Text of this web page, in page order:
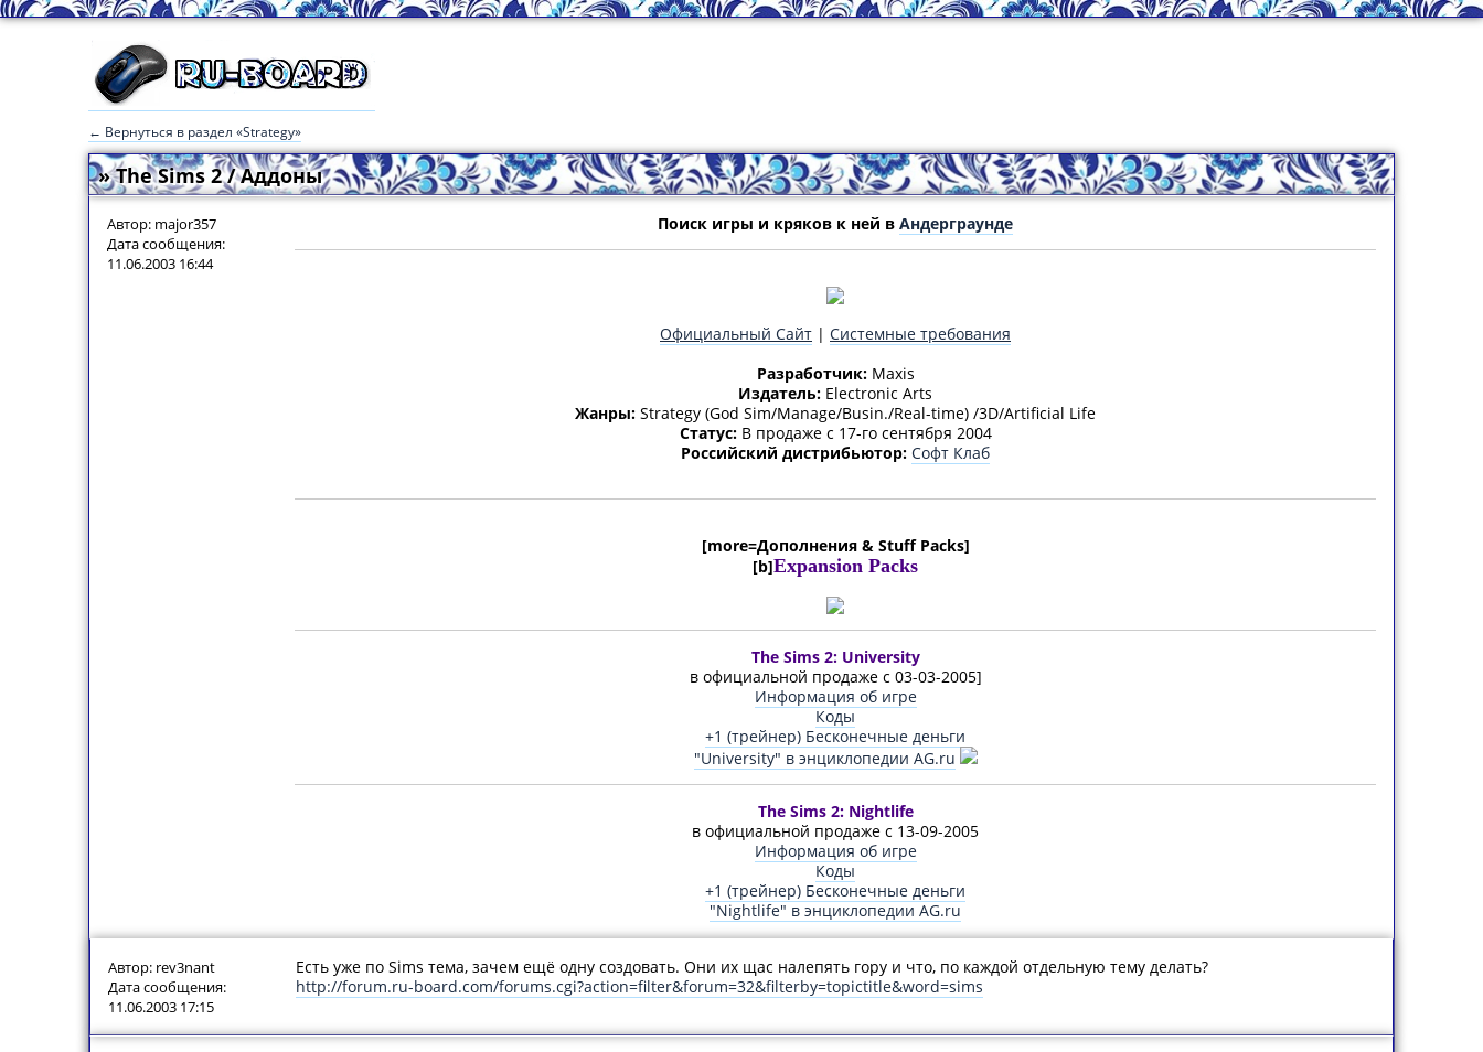
← Вернуться в раздел «Strategy»
» The Sims 2 / Аддоны
Автор: major357
Дата сообщения:
11.06.2003 16:44
Поиск игры и кряков к ней в Андерграунде
Официальный Сайт | Системные требования
Разработчик:Maxis
Издатель: Electronic Arts
Жанры: Strategy (God Sim/Manage/Busin./Real-time) /3D/Artificial Life
Статус:В продаже с 17-го сентября 2004
Российский дистрибьютор: Софт Клаб
[more=Дополнения & Stuff Packs]
[b]Expansion Packs
The Sims 2: University
в официальной продаже с 03-03-2005]
Информация об игре
Коды
+1 (трейнер) Бесконечные деньги
"University" в энциклопедии AG.ru
The Sims 2: Nightlife
в официальной продаже с 13-09-2005
Информация об игре
Коды
+1 (трейнер) Бесконечные деньги
"Nightlife" в энциклопедии AG.ru
Автор: rev3nant
Дата сообщения:
11.06.2003 17:15
Есть уже по Sims тема, зачем ещё одну создовать. Они их щас налепять гору и что, по каждой отдельную тему делать?
http://forum.ru-board.com/forums.cgi?action=filter&forum=32&filterby=topictitle&word=sims